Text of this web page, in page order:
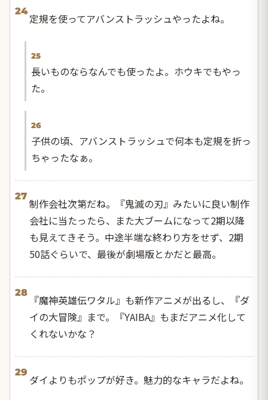
24
定規を使ってアバンストラッシュやったよね。
25
長いものならなんでも使ったよ。ホウキでもやっ
た。
26
子供の頃、アバンストラッシュで何本も定規を折っ
ちゃったなぁ。
27
制作会社次第だね。『鬼滅の刃』みたいに良い制作
会社に当たったら、また大ブームになって2期以降
も見えてきそう。中途半端な終わり方をせず、2期
50話ぐらいで、最後が劇場版とかだと最高。
28
『魔神英雄伝ワタル』も新作アニメが出るし、『ダ
イの大冒険』まで。『YAIBA』もまだアニメ化して
くれないかな？
29
ダイよりもポップが好き。魅力的なキャラだよね。